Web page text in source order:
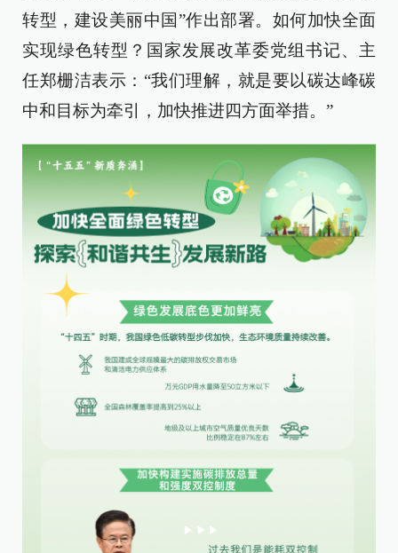
转型，建设美丽中国”作出部署。如何加快全面
实现绿色转型？国家发展改革委党组书记、主
任郑栅洁表示：“我们理解，就是要以碳达峰碳
中和目标为牵引，加快推进四方面举措。”